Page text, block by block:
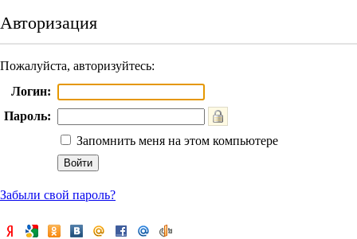
Авторизация
Пожалуйста, авторизуйтесь:
Логин:
Пароль:
Запомнить меня на этом компьютере
Забыли свой пароль?